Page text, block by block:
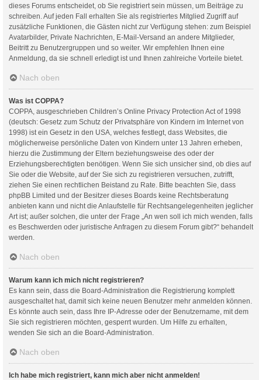
dieses Forums entscheidet, ob Sie registriert sein müssen, um Beiträge zu
schreiben. Auf jeden Fall erhalten Sie als registriertes Mitglied Zugriff auf
zusätzliche Funktionen, die Gästen nicht zur Verfügung stehen: zum Beispiel
Avatarbilder, Private Nachrichten, E-Mail-Versand an andere Mitglieder,
Beitritt zu Benutzergruppen und so weiter. Wir empfehlen Ihnen eine
Anmeldung, da sie schnell erledigt ist und Ihnen zahlreiche Vorteile bietet.
Nach oben
Was ist COPPA?
COPPA, ausgeschrieben Children’s Online Privacy Protection Act of 1998
(deutsch: Gesetz zum Schutz der Privatsphäre von Kindern im Internet von
1998) ist ein Gesetz in den USA, welches festlegt, dass Websites, die
möglicherweise persönliche Daten von Kindern unter 13 Jahren erheben,
hierzu die Zustimmung der Eltern beziehungsweise des oder der
Erziehungsberechtigten benötigen. Wenn Sie sich unsicher sind, ob dies auf
Sie oder die Website, auf der Sie sich zu registrieren versuchen, zutrifft,
ziehen Sie einen rechtlichen Beistand zu Rate. Bitte beachten Sie, dass
phpBB Limited und der Besitzer dieses Boards keine Rechtsberatung
anbieten kann und nicht die Anlaufstelle für Rechtsangelegenheiten jeglicher
Art ist; außer solchen, die unter der Frage „An wen soll ich mich wenden, falls
es Beschwerden oder juristische Anfragen zu diesem Forum gibt?“ behandelt
werden.
Nach oben
Warum kann ich mich nicht registrieren?
Es kann sein, dass die Board-Administration die Registrierung komplett
ausgeschaltet hat, damit sich keine neuen Benutzer mehr anmelden können.
Es könnte auch sein, dass Ihre IP-Adresse oder der Benutzername, mit dem
Sie sich registrieren möchten, gesperrt wurden. Um Hilfe zu erhalten,
wenden Sie sich an die Board-Administration.
Nach oben
Ich habe mich registriert, kann mich aber nicht anmelden!